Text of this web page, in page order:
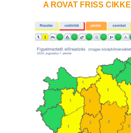
A ROVAT FRISS CIKKEI